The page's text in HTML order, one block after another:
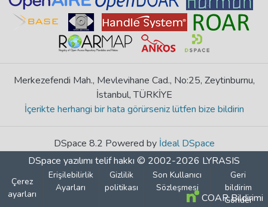
Merkezefendi Mah., Mevlevihane Cad., No:25, Zeytinburnu,
İstanbul, TÜRKİYE
İçerikte herhangi bir hata görürseniz lütfen bize bildirin
DSpace 8.2 Powered by İdeal DSpace
DSpace yazılımı telif hakkı © 2002-2026 LYRASIS
Çerez
ayarları
Erişilebilirlik
Ayarları
Gizlilik
politikası
Son Kullanıcı
Sözleşmesi
Geri
bildirim
Gönder
COAR Bildirimi